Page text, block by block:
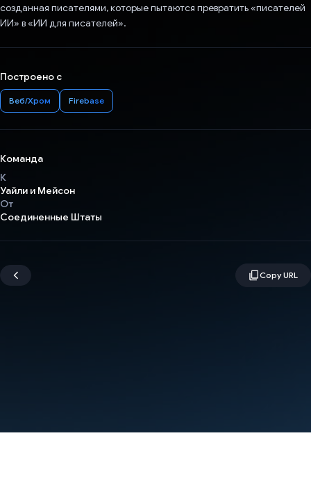
созданная писателями, которые пытаются превратить «писателей
ИИ» в «ИИ для писателей».
Построено с
Веб/Хром Firebase
Команда
К
Уайли и Мейсон
От
Соединенные Штаты